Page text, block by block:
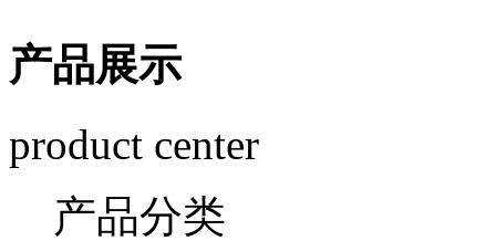
产品展示
product center
产品分类